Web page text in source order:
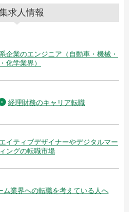
求人情報
企業のエンジニア（自動車・機械・
化学業界）
経理財務のキャリア転職
イティブデザイナーやデジタルマー
ングの転職市場
ム業界への転職を考えている人へ